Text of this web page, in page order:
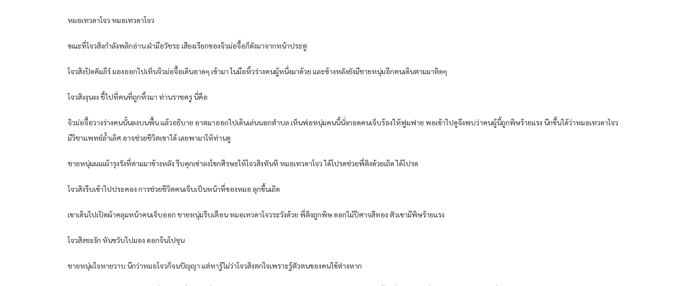
หมอ​เทวดา​โจว​ หมอ​เทวดา​โจว​
ขณะที่​โจว​สิงกำลัง​พลิก​อ่าน​ ฝ่ามือ​วัชระ​ เสียง​เรียก​ของ​จิว​ม่อจื้อ​ก็​ดัง​มาจาก​หน้า​ประตู​
โจว​สิงปิด​คัมภีร์​ มองออก​ไปเห็น​จิว​ม่อจื้อ​เดิน​อาด​ๆ เข้ามา​ ใน​มือ​หิ้ว​ร่าง​คน​ผู้​หนึ่ง​มาด้วย​ และ​ข้างหลัง​ยังมี​ชายหนุ่ม​อีก​คน​เดิน​ตามมา​ติดๆ​
โจว​สิงงุนงง​ ชี้ไปที่​คน​ที่​ถูก​หิ้ว​มา ท่าน​ราชครู​ นี่​คือ​
จิว​ม่อจื้อ​วาง​ร่าง​คน​นั้น​ลง​บน​พื้น​ แล้ว​อธิบาย​ อาตมา​ออก​ไปเดินเล่น​นอก​ตำบล​ เห็น​พ่อ​หนุ่ม​คน​นี้​นั่ง​กอด​คนเจ็บ​ร้องไห้​ฟูมฟาย​ พอ​เข้า​ไปดู​จึงพบ​ว่า​คน​ผู้​นี้​ถูก​พิษ​ร้ายแรง​ นึก​ขึ้น​ได้​ว่า​หมอ​เทวดา​โจว​
มีวิชาแพทย์​ล้ำเลิศ​ อาจ​ช่วยชีวิต​เขา​ได้​ เลย​พา​มาให้​ท่าน​ดู​
ชายหนุ่ม​ผมเผ้า​รุงรัง​ที่​ตามมา​ข้างหลัง​ รีบ​คุกเข่า​ลง​โขก​ศีรษะ​ให้​โจว​สิงทันที​ หมอ​เทวดา​โจว​ ได้​โปรด​ช่วย​พี่​ติง​ด้วย​เถิด​ ได้​โปรด​
โจว​สิงรีบ​เข้าไป​ประคอง​ การ​ช่วยชีวิต​คนเจ็บ​เป็น​หน้าที่​ของ​หมอ​ ลุกขึ้น​เถิด​
เขา​เดิน​ไปเปิด​ผ้าคลุม​หน้า​คนเจ็บ​ออก​ ชายหนุ่ม​รีบ​เตือน​ หมอ​เทวดา​โจว​ระวัง​ด้วย​ พี่​ติง​ถูก​พิษ​ ดอกไม้​ปีศาจสีทอง​ ตัว​เขา​มีพิษ​ร้ายแรง​
โจว​สิงชะงัก​ หันขวับ​ไปมอง​ ดอก​จิน​โปซุน​
ชายหนุ่ม​ใจหายวาบ​ นึก​ว่า​หมอ​โจว​ก็​จนปัญญา​ แต่​หารู้ไม่​ว่า​โจว​สิงตกใจ​เพราะ​รู้​ตัวตน​ของ​คนไข้​ต่างหาก​